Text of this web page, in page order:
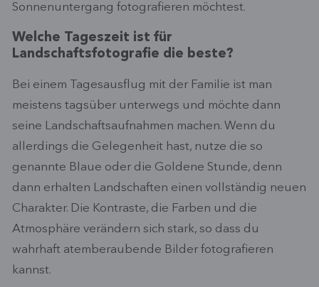
Sonnenuntergang fotografieren möchtest.
Welche Tageszeit ist für
Landschaftsfotografie die beste?
Bei einem Tagesausflug mit der Familie ist man
meistens tagsüber unterwegs und möchte dann
seine Landschaftsaufnahmen machen. Wenn du
allerdings die Gelegenheit hast, nutze die so
genannte Blaue oder die Goldene Stunde, denn
dann erhalten Landschaften einen vollständig neuen
Charakter. Die Kontraste, die Farben und die
Atmosphäre verändern sich stark, so dass du
wahrhaft atemberaubende Bilder fotografieren
kannst.